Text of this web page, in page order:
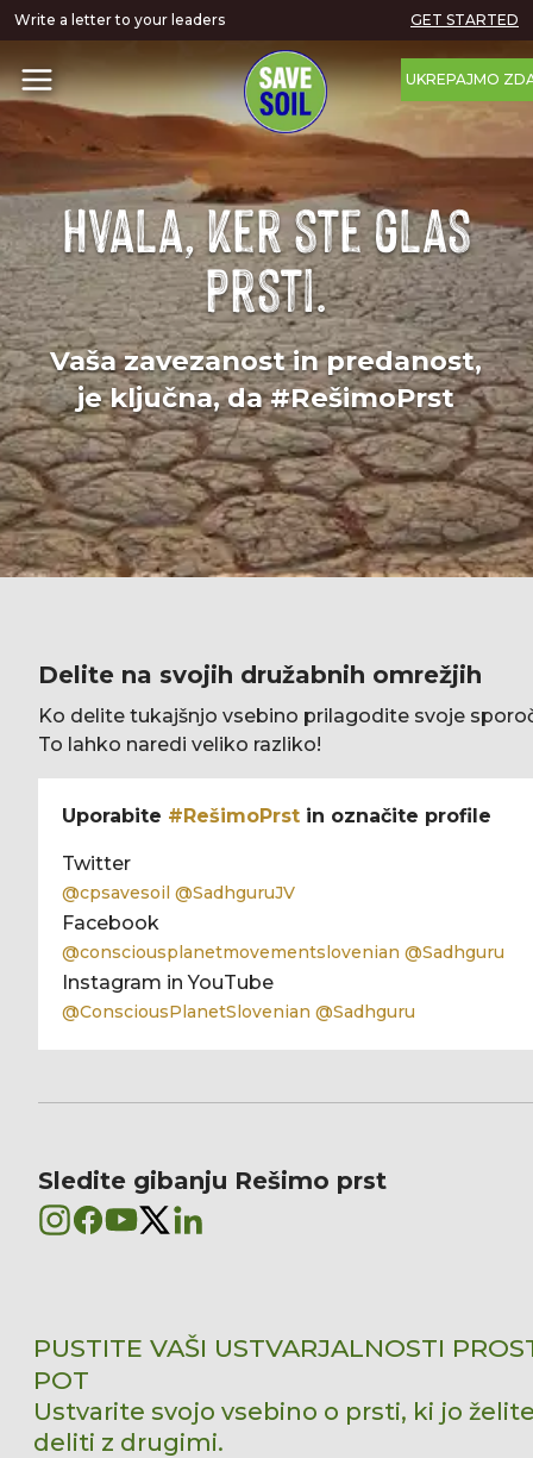
Write a letter to your leaders GET STARTED
UKREPAJMO
Hvala, ker ste glas
prsti.
Vaša zavezanost in predanost,
je ključna, da #RešimoPrst
Delite na svojih družabnih omrežjih
Ko delite tukajšnjo vsebino prilagodite svoje
To lahko naredi veliko razliko!
Uporabite #RešimoPrst in označite profile
Twitter
@cpsavesoil @SadhguruJV
Facebook
@consciousplanetmovementslovenian @Sadhguru
Instagram in YouTube
@ConsciousPlanetSlovenian @Sadhguru
Sledite gibanju Rešimo prst
PUSTITE VAŠI USTVARJALNOSTI
POT
Ustvarite svojo vsebino o prsti, ki jo
deliti z drugimi.